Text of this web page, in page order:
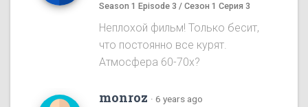
Season 1 Episode 3 / Сезон 1 Серия 3
Неплохой фильм! Только бесит,
что постоянно все курят.
Атмосфера 60-70х?
monroz · 6 years ago